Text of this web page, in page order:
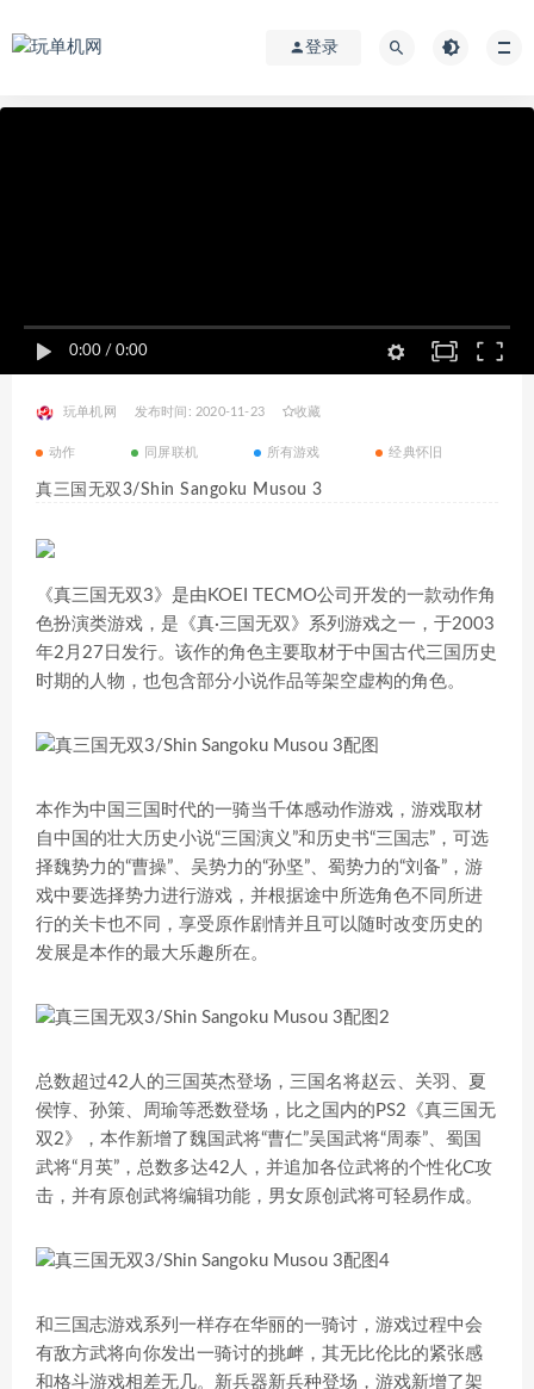
登录
0:00 / 0:00
玩单机网 发布时间: 2020-11-23 收藏
动作 同屏联机 所有游戏 经典怀旧
真三国无双3/Shin Sangoku Musou 3
《真三国无双3》是由KOEI TECMO公司开发的一款动作角
色扮演类游戏，是《真·三国无双》系列游戏之一，于2003
年2月27日发行。该作的角色主要取材于中国古代三国历史
时期的人物，也包含部分小说作品等架空虚构的角色。
本作为中国三国时代的一骑当千体感动作游戏，游戏取材
自中国的壮大历史小说“三国演义”和历史书“三国志”，可选
择魏势力的“曹操”、吴势力的“孙坚”、蜀势力的“刘备”，游
戏中要选择势力进行游戏，并根据途中所选角色不同所进
行的关卡也不同，享受原作剧情并且可以随时改变历史的
发展是本作的最大乐趣所在。
总数超过42人的三国英杰登场，三国名将赵云、关羽、夏
侯惇、孙策、周瑜等悉数登场，比之国内的PS2《真三国无
双2》，本作新增了魏国武将“曹仁”吴国武将“周泰”、蜀国
武将“月英”，总数多达42人，并追加各位武将的个性化C攻
击，并有原创武将编辑功能，男女原创武将可轻易作成。
和三国志游戏系列一样存在华丽的一骑讨，游戏过程中会
有敌方武将向你发出一骑讨的挑衅，其无比伦比的紧张感
和格斗游戏相差无几。新兵器新兵种登场，游戏新增了架